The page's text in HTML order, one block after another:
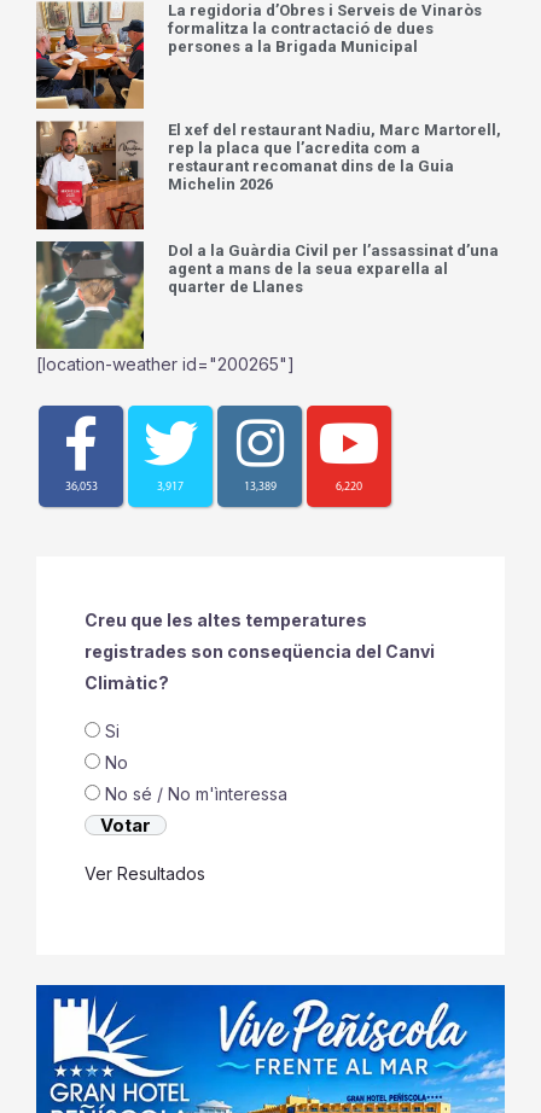
La regidoria d’Obres i Serveis de Vinaròs
formalitza la contractació de dues
persones a la Brigada Municipal
El xef del restaurant Nadiu, Marc Martorell,
rep la placa que l’acredita com a
restaurant recomanat dins de la Guia
Michelin 2026
Dol a la Guàrdia Civil per l’assassinat d’una
agent a mans de la seua exparella al
quarter de Llanes
[location-weather id="200265"]
36,053 3,917 13,389 6,220
Creu que les altes temperatures
registrades son conseqüencia del Canvi
Climàtic?
Si
No
No sé / No m'ìnteressa
Ver Resultados